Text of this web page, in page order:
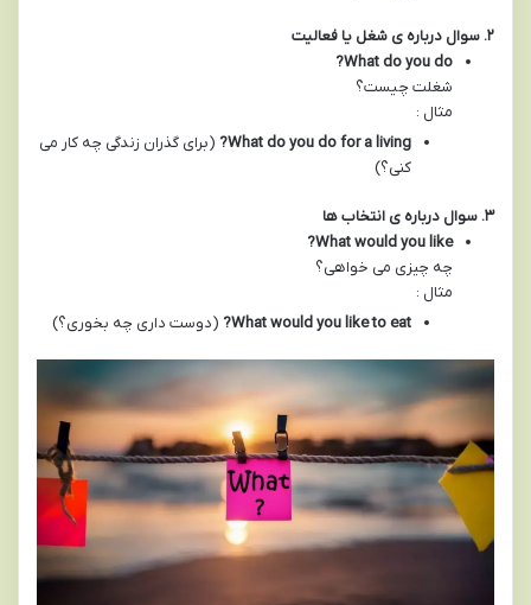
۲. سوال درباره ی شغل یا فعالیت
What do you do?
شغلت چیست؟
مثال :
What do you do for a living?
(برای گذران زندگی چه کار می
کنی؟)
۳. سوال درباره ی انتخاب ها
What would you like?
چه چیزی می خواهی؟
مثال :
What would you like to eat?
(دوست داری چه بخوری؟)